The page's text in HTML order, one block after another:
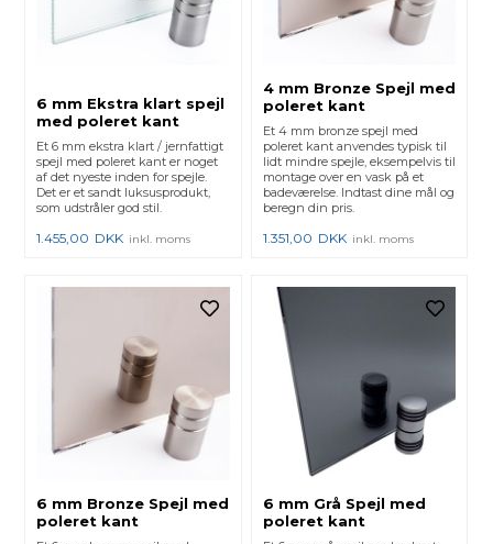
6 mm Ekstra klart spejl
med poleret kant
Et 6 mm ekstra klart / jernfattigt
spejl med poleret kant er noget
af det nyeste inden for spejle.
Det er et sandt luksusprodukt,
som udstråler god stil.
1.455,00 DKK inkl. moms
4 mm Bronze Spejl med
poleret kant
Et 4 mm bronze spejl med
poleret kant anvendes typisk til
lidt mindre spejle, eksempelvis til
montage over en vask på et
badeværelse. Indtast dine mål og
beregn din pris.
1.351,00 DKK inkl. moms
6 mm Bronze Spejl med
poleret kant
6 mm Grå Spejl med
poleret kant